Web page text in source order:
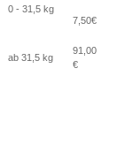
0 - 31,5 kg
7,50€
ab 31,5 kg
91,00
€